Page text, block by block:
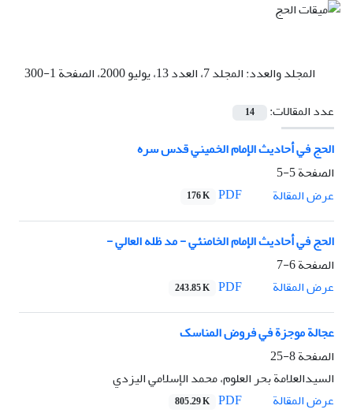
المجلد والعدد:المجلد 7، العدد 13، يوليو 2000، الصفحة 1-300
عدد المقالات:
14
الحج في أحاديث الإمام الخميني قدس سره
الصفحة5-5
عرض المقالة
176 K
الحج في أحاديث الإمام الخامنئي - مد ظله العالي -
الصفحة6-7
عرض المقالة
243.85 K
عجالة موجزة في فروض المناسک
الصفحة8-25
السيدالعلامة بحر العلوم، محمد الإسلامي اليزدي
عرض المقالة
805.29 K